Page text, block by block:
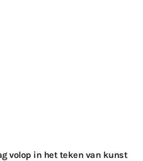
volop in het teken van kunst